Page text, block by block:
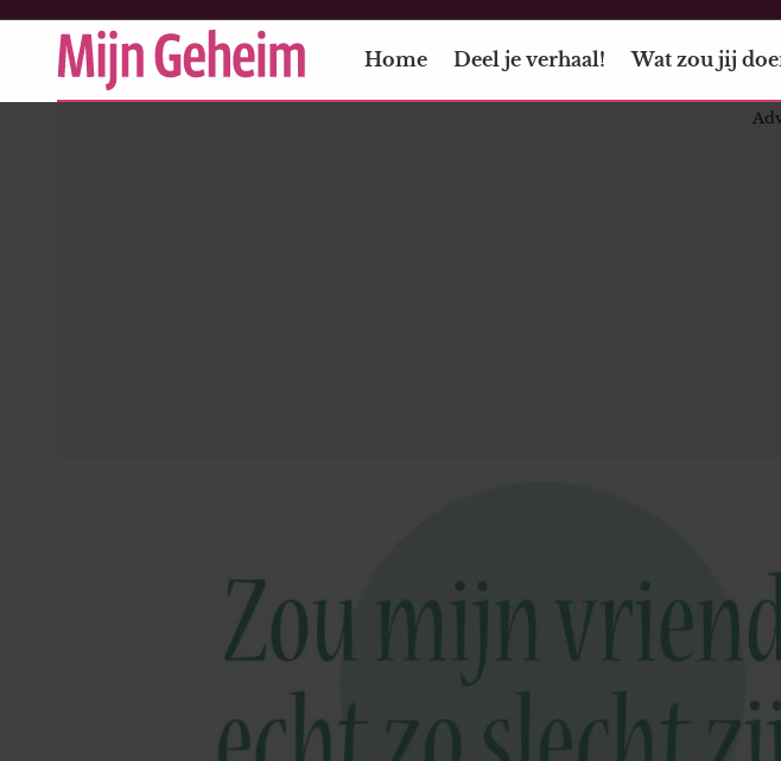
Home Deel je verhaal! Wat zou jij